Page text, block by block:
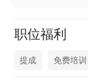
职位福利
提成 免费培训